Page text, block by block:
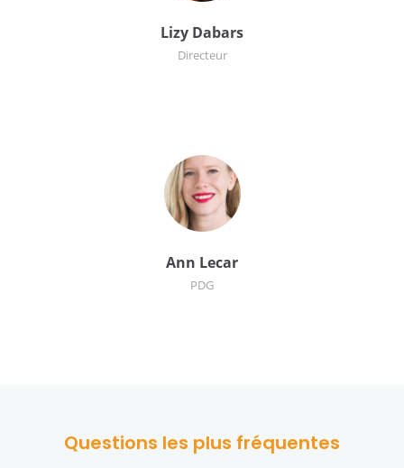
Lizy Dabars
Directeur
Ann Lecar
PDG
Questions les plus fréquentes